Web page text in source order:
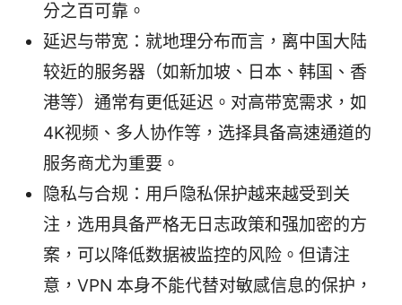
分之百可靠。
延迟与带宽：就地理分布而言，离中国大陆
较近的服务器（如新加坡、日本、韩国、香
港等）通常有更低延迟。对高带宽需求，如
4K视频、多人协作等，选择具备高速通道的
服务商尤为重要。
隐私与合规：用户隐私保护越来越受到关
注，选用具备严格无日志政策和强加密的方
案，可以降低数据被监控的风险。但请注
意，VPN 本身不能代替对敏感信息的保护，